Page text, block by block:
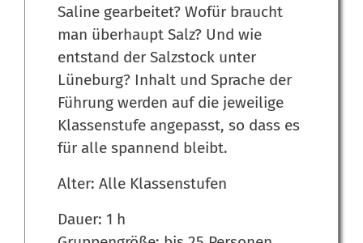
Saline gearbeitet? Wofür braucht
man überhaupt Salz? Und wie
entstand der Salzstock unter
Lüneburg? Inhalt und Sprache der
Führung werden auf die jeweilige
Klassenstufe angepasst, so dass es
für alle spannend bleibt.
Alter: Alle Klassenstufen
Dauer: 1 h